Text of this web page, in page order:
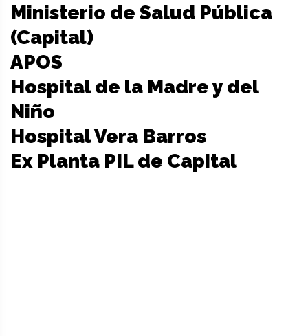
Ministerio de Salud Pública
(Capital)
APOS
Hospital de la Madre y del
Niño
Hospital Vera Barros
Ex Planta PIL de Capital